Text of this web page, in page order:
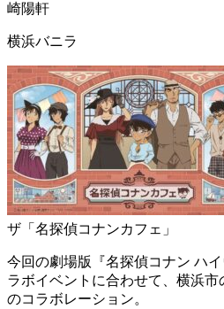
崎陽軒
横浜バニラ
ザ「名探偵コナンカフェ」
今回の劇場版『名探偵コナン ハ
ラボイベントに合わせて、横浜市
のコラボレーション。